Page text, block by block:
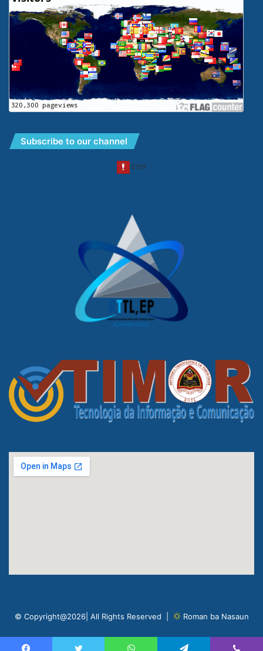
Subscribe to our channel
© Copyright@2026| All Rights Reserved | Roman ba Nasaun